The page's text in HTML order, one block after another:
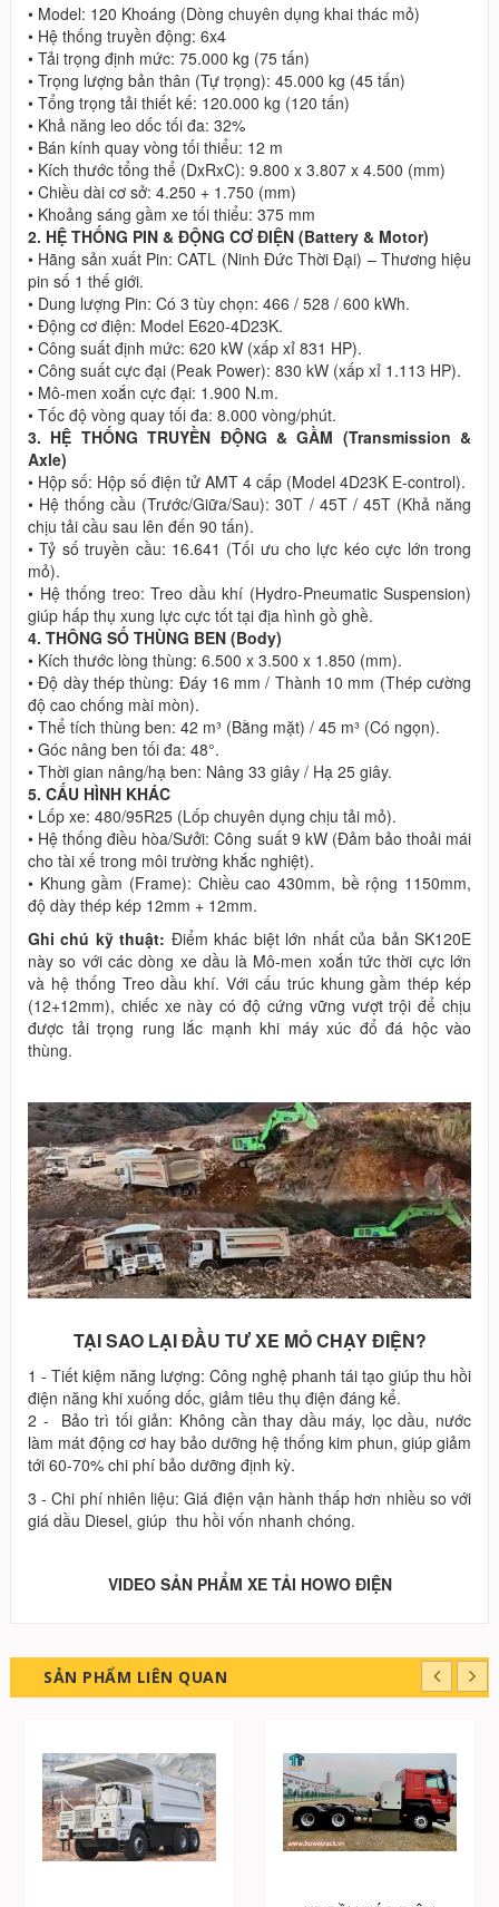
• Model: 120 Khoáng (Dòng chuyên dụng khai thác mỏ)
• Hệ thống truyền động: 6x4
• Tải trọng định mức: 75.000 kg (75 tấn)
• Trọng lượng bản thân (Tự trọng): 45.000 kg (45 tấn)
• Tổng trọng tải thiết kế: 120.000 kg (120 tấn)
• Khả năng leo dốc tối đa: 32%
• Bán kính quay vòng tối thiểu: 12 m
• Kích thước tổng thể (DxRxC): 9.800 x 3.807 x 4.500 (mm)
• Chiều dài cơ sở: 4.250 + 1.750 (mm)
• Khoảng sáng gầm xe tối thiểu: 375 mm
2. HỆ THỐNG PIN & ĐỘNG CƠ ĐIỆN (Battery & Motor)
• Hãng sản xuất Pin: CATL (Ninh Đức Thời Đại) – Thương hiệu
pin số 1 thế giới.
• Dung lượng Pin: Có 3 tùy chọn: 466 / 528 / 600 kWh.
• Động cơ điện: Model E620-4D23K.
• Công suất định mức: 620 kW (xấp xỉ 831 HP).
• Công suất cực đại (Peak Power): 830 kW (xấp xỉ 1.113 HP).
• Mô-men xoắn cực đại: 1.900 N.m.
• Tốc độ vòng quay tối đa: 8.000 vòng/phút.
3. HỆ THỐNG TRUYỀN ĐỘNG & GẦM (Transmission &
Axle)
• Hộp số: Hộp số điện tử AMT 4 cấp (Model 4D23K E-control).
• Hệ thống cầu (Trước/Giữa/Sau): 30T / 45T / 45T (Khả năng
chịu tải cầu sau lên đến 90 tấn).
• Tỷ số truyền cầu: 16.641 (Tối ưu cho lực kéo cực lớn trong
mỏ).
• Hệ thống treo: Treo dầu khí (Hydro-Pneumatic Suspension)
giúp hấp thụ xung lực cực tốt tại địa hình gồ ghề.
4. THÔNG SỐ THÙNG BEN (Body)
• Kích thước lòng thùng: 6.500 x 3.500 x 1.850 (mm).
• Độ dày thép thùng: Đáy 16 mm / Thành 10 mm (Thép cường
độ cao chống mài mòn).
• Thể tích thùng ben: 42 m³ (Bằng mặt) / 45 m³ (Có ngọn).
• Góc nâng ben tối đa: 48°.
• Thời gian nâng/hạ ben: Nâng 33 giây / Hạ 25 giây.
5. CẤU HÌNH KHÁC
• Lốp xe: 480/95R25 (Lốp chuyên dụng chịu tải mỏ).
• Hệ thống điều hòa/Sưởi: Công suất 9 kW (Đảm bảo thoải mái
cho tài xế trong môi trường khắc nghiệt).
• Khung gầm (Frame): Chiều cao 430mm, bề rộng 1150mm,
độ dày thép kép 12mm + 12mm.
Ghi chú kỹ thuật: Điểm khác biệt lớn nhất của bản SK120E
này so với các dòng xe dầu là Mô-men xoắn tức thời cực lớn
và hệ thống Treo dầu khí. Với cấu trúc khung gầm thép kép
(12+12mm), chiếc xe này có độ cứng vững vượt trội để chịu
được tải trọng rung lắc mạnh khi máy xúc đổ đá hộc vào
thùng.
TẠI SAO LẠI ĐẦU TƯ XE MỎ CHẠY ĐIỆN?
1 - Tiết kiệm năng lượng: Công nghệ phanh tái tạo giúp thu hồi
điện năng khi xuống dốc, giảm tiêu thụ điện đáng kể.
2 - Bảo trì tối giản: Không cần thay dầu máy, lọc dầu, nước
làm mát động cơ hay bảo dưỡng hệ thống kim phun, giúp giảm
tới 60-70% chi phí bảo dưỡng định kỳ.
3 - Chi phí nhiên liệu: Giá điện vận hành thấp hơn nhiều so với
giá dầu Diesel, giúp thu hồi vốn nhanh chóng.
VIDEO SẢN PHẨM XE TẢI HOWO ĐIỆN
SẢN PHẨM LIÊN QUAN